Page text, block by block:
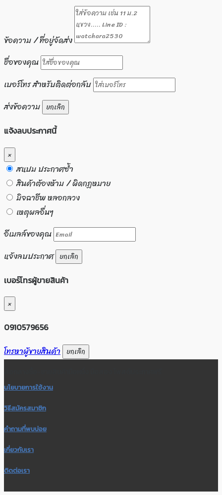
ข้อความ / ที่อยู่จัดส่ง
ชื่อของคุณ
เบอร์โทร สำหรับติดต่อกลับ
ส่งข้อความ ยกเลิก
แจ้งลบประกาศนี้
×
สแปม ประกาศซ้ำ
สินค้าต้องห้าม / ผิดกฏหมาย
มิจฉาชีพ หลอกลวง
เหตุผลอื่นๆ
อีเมลล์ของคุณ
แจ้งลบประกาศ ยกเลิก
เบอร์โทรผู้ขายสินค้า
×
0910579656
โทรหาผู้ขายสินค้า ยกเลิก
นโยบายการใช้งาน
วิธีสมัครสมาชิก
คำถามที่พบบ่อย
เกี่ยวกับเรา
ติดต่อเรา